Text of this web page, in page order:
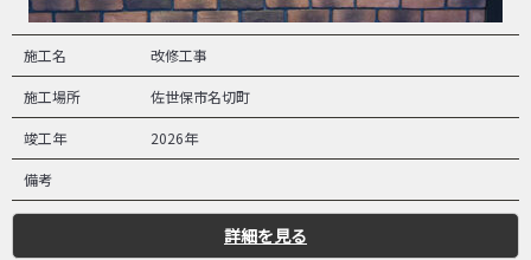
施工名 改修工事
施工場所 佐世保市名切町
竣工年 2026年
備考
詳細を見る